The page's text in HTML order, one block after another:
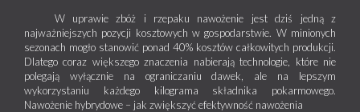
W uprawie zbóż i rzepaku nawożenie jest dziś jedną z
najważniejszych pozycji kosztowych w gospodarstwie. W minionych
sezonach mogło stanowić ponad 40% kosztów całkowitych produkcji.
Dlatego coraz większego znaczenia nabierają technologie, które nie
polegają wyłącznie na ograniczaniu dawek, ale na lepszym
wykorzystaniu każdego kilograma składnika pokarmowego.
Nawożenie hybrydowe – jak zwiększyć efektywność nawożenia